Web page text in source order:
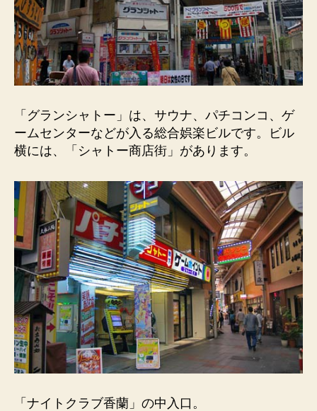
の
ラ
ン
ド
マ
ー
へ
の
「グランシャトー」は、サウナ、パチコンコ、ゲ
ームセンターなどが入る総合娯楽ビルです。ビル
横には、「シャトー商店街」があります。
「ナイトクラブ香蘭」の中入口。